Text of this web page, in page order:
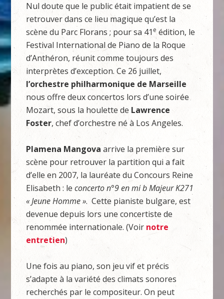
Nul doute que le public était impatient de se
retrouver dans ce lieu magique qu’est la
scène du Parc Florans ; pour sa 41 eédition, le
Festival International de Piano de la Roque
d’Anthéron, réunit comme toujours des
interprètes d’exception. Ce 26 juillet,
l’orchestre philharmonique de Marseille
nous offre deux concertos lors d’une soirée
Mozart, sous la houlette de Lawrence
Foster, chef d’orchestre né à Los Angeles.
Plamena Mangovaarrive la première sur
scène pour retrouver la partition qui a fait
d’elle en 2007, la lauréate du Concours Reine
Elisabeth : leconcerto n°9 en mi b Majeur K271
« Jeune Homme ». Cette pianiste bulgare, est
devenue depuis lors une concertiste de
renommée internationale. (Voir notre
entretien)
Une fois au piano, son jeu vif et précis
s’adapte à la variété des climats sonores
recherchés par le compositeur. On peut